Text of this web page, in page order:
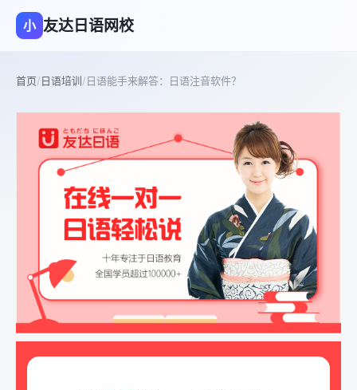
小 友达日语网校
首页/日语培训/日语能手来解答：日语注音软件？